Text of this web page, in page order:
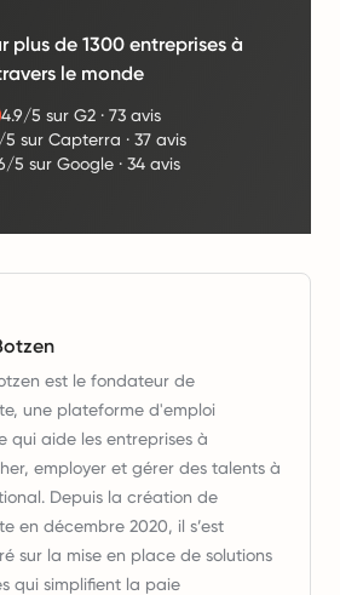
plus de 1300 entreprises à
le monde
4.9/5 sur G2 ·73 avis
5 sur Capterra ·37 avis
5 sur Google· 34 avis
est le fondateur de
une plateforme d'emploi
qui aide les entreprises à
employer et gérer des talents à
Depuis la création de
en décembre 2020, il s’est
sur la mise en place de solutions
qui simplifient la paie